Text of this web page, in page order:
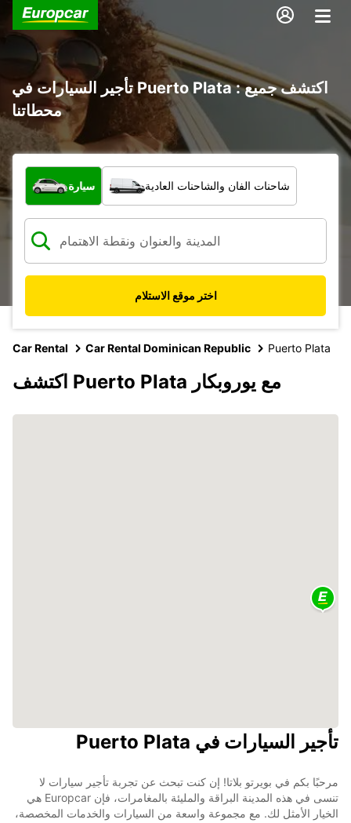
تأجير السيارات في Puerto Plata : اكتشف جميع
محطاتنا
ما نوع المركبة؟
سيارة شاحنات الفان والشاحنات العادية
اختر موقع الاستلام
Car Rental Car Rental Dominican Republic Puerto Plata
اكتشف Puerto Plata مع يوروبكار
تأجير السيارات في Puerto Plata
مرحبًا بكم في بويرتو بلاتا! إن كنت تبحث عن تجربة تأجير سيارات لا
تنسى في هذه المدينة البراقة والمليئة بالمغامرات، فإن Europcar هي
الخيار الأمثل لك. مع مجموعة واسعة من السيارات والخدمات المخصصة،